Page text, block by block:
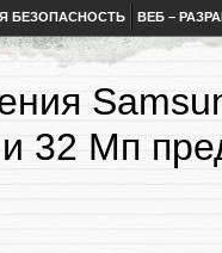
БЕЗОПАСНОСТЬ ВЕБ –
32 Мп